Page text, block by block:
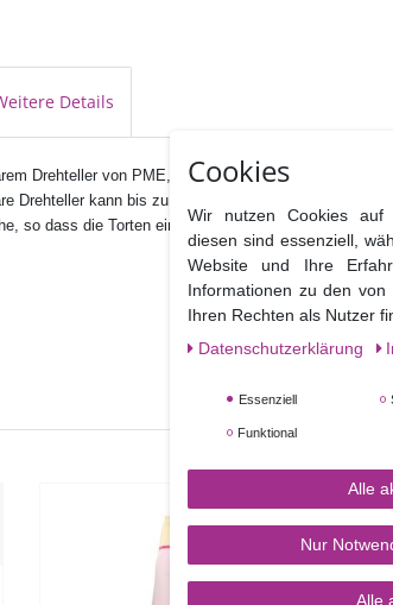
Details
Drehteller von PME, ist der Klassiker unter den
Drehteller kann bis zu 20 Grad geneigt werden. So
so dass die Torten einen sicheren Halt haben.
Cookies
Wir nutzen Cookies auf
diesen sind essenziell,
Website und Ihre
Informationen zu den
Ihren Rechten als Nutzer
Daten­schutz­erklärung
Essenziell
Funktional
Alle
Nur
Alle